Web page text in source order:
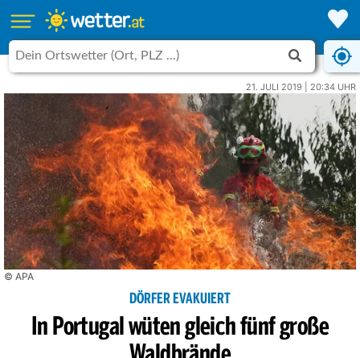
21. JULI 2019 | 20:34 UHR
© APA
DÖRFER EVAKUIERT
In Portugal wüten gleich fünf große